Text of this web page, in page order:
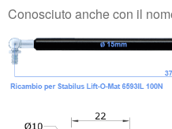
Conosciuto anche con il